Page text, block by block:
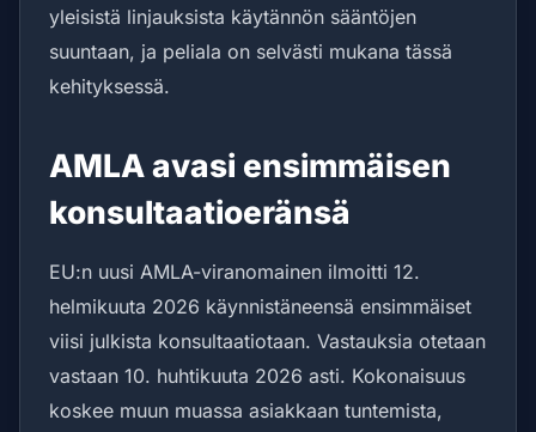
yleisistä linjauksista käytännön sääntöjen
suuntaan, ja peliala on selvästi mukana tässä
kehityksessä.
AMLA avasi ensimmäisen
konsultaatioeränsä
EU:n uusi AMLA-viranomainen ilmoitti 12.
helmikuuta 2026 käynnistäneensä ensimmäiset
viisi julkista konsultaatiotaan. Vastauksia otetaan
vastaan 10. huhtikuuta 2026 asti. Kokonaisuus
koskee muun muassa asiakkaan tuntemista,